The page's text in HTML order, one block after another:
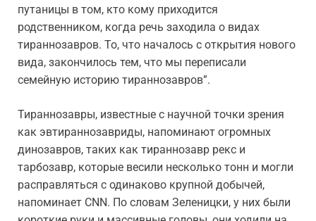
путаницы в том, кто кому приходится
родственником, когда речь заходила о видах
тираннозавров. То, что началось с открытия нового
вида, закончилось тем, что мы переписали
семейную историю тираннозавров”.
Тираннозавры, известные с научной точки зрения
как эвтираннозавриды, напоминают огромных
динозавров, таких как тираннозавр рекс и
тарбозавр, которые весили несколько тонн и могли
расправляться с одинаково крупной добычей,
напоминает CNN. По словам Зеленицки, у них были